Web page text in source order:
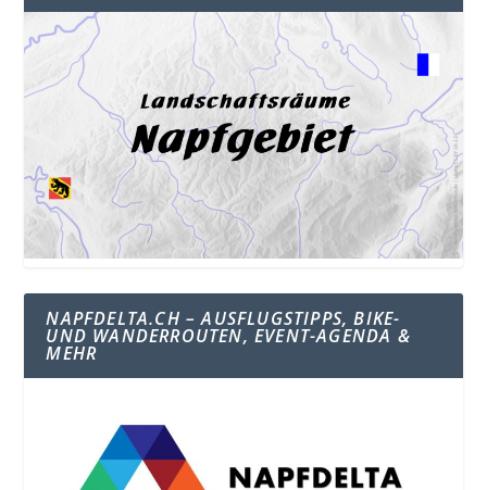
NAPFDELTA.CH – AUSFLUGSTIPPS, BIKE-
UND WANDERROUTEN, EVENT-AGENDA &
MEHR